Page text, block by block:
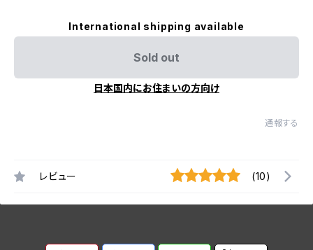
International shipping available
Sold out
日本国内にお住まいの方向け
通報する
レビュー (10)